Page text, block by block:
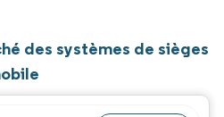
des systèmes de sièges